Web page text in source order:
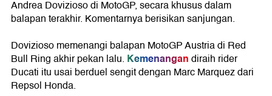
Andrea Dovizioso di MotoGP, secara khusus dalam
balapan terakhir. Komentarnya berisikan sanjungan.
Dovizioso memenangi balapan MotoGP Austria di Red
Bull Ring akhir pekan lalu. Kemenangandiraih rider
Ducati itu usai berduel sengit dengan Marc Marquez dari
Repsol Honda.